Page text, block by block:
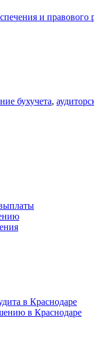
и правового
бухучета,
в Краснодаре
в Краснодаре